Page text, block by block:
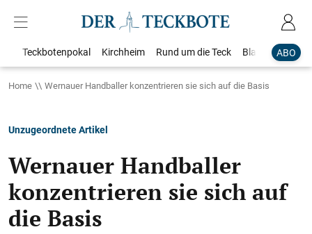
ABO
Teckbotenpokal Kirchheim Rund um die Teck Blaulicht
Home Wernauer Handballer konzentrieren sie sich auf die Basis
Unzugeordnete Artikel
Wernauer Handballer
konzentrieren sie sich auf
die Basis